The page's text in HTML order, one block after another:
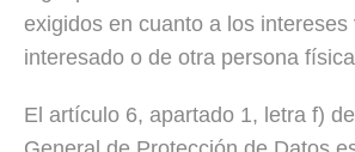
exigidos en cuanto a los intereses
interesado o de otra persona
El artículo 6, apartado 1, letra f)